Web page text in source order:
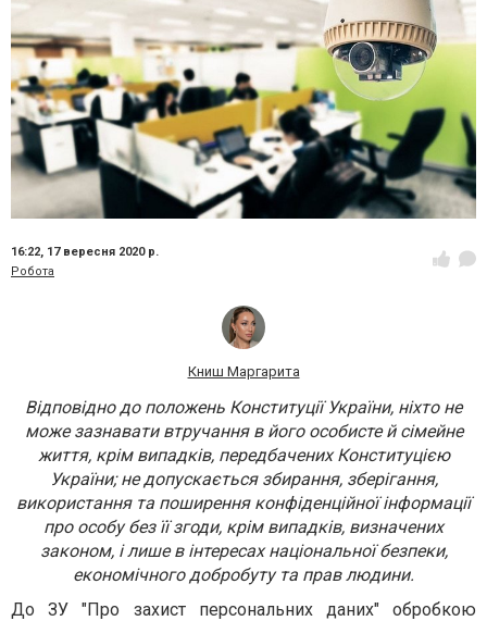
16:22, 17 вересня 2020 р.
Робота
Книш Маргарита
Відповідно до положень Конституції України, ніхто не
може зазнавати втручання в його особисте й сімейне
життя, крім випадків, передбачених Конституцією
України; не допускається збирання, зберігання,
використання та поширення конфіденційної інформації
про особу без її згоди, крім випадків, визначених
законом, і лише в інтересах національної безпеки,
економічного добробуту та прав людини.
До ЗУ "Про захист персональних даних" обробкою